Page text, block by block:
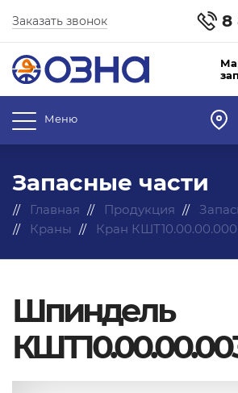
8
Заказать звонок
Меню
Запасные части
Главная Продукция
Краны
Кран
Шпиндель